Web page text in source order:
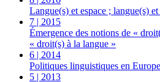
Langue(s) et espace ; langue(s)
7 | 2015
Émergence des notions de «
« droit(s) à la langue »
6 | 2014
Politiques linguistiques en Europe
5 | 2013